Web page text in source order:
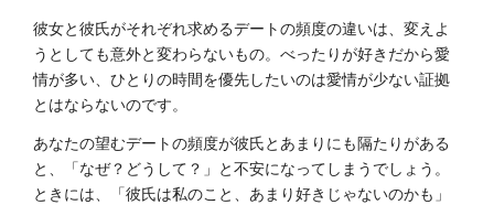
彼女と彼氏がそれぞれ求めるデートの頻度の違いは、変えよ
うとしても意外と変わらないもの。べったりが好きだから愛
情が多い、ひとりの時間を優先したいのは愛情が少ない証拠
とはならないのです。
あなたの望むデートの頻度が彼氏とあまりにも隔たりがある
と、「なぜ？どうして？」と不安になってしまうでしょう。
ときには、「彼氏は私のこと、あまり好きじゃないのかも」